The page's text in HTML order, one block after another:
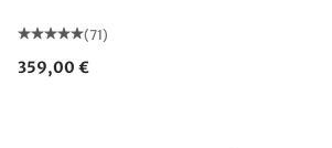
(71)
359,00 €